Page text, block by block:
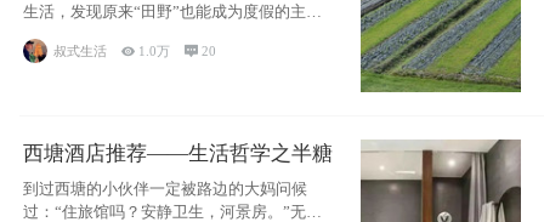
生活，发现原来“田野”也能成为度假的主旋
律。江
叔式生活  1.0万 20
西塘酒店推荐——生活哲学之半糖
到过西塘的小伙伴一定被路边的大妈问候
过：“住旅馆吗？安静卫生，河景房。”无意